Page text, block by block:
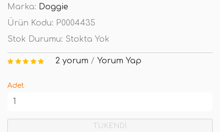
Marka: Doggie
Ürün Kodu: P0004435
Stok Durumu: Stokta Yok
2 yorum / Yorum Yap
Adet
TÜKENDİ